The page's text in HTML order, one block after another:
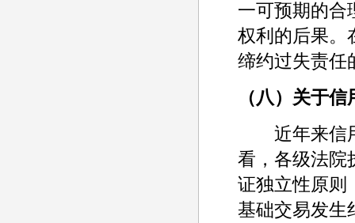
一可预期的合
权利的后果。
缔约过失责
（八）关于
近年来信用
看，各级法院
证独立性原则
基础交易发生